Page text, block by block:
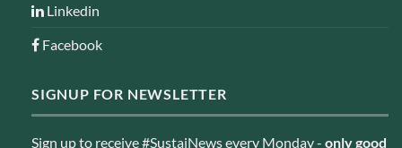
Linkedin
Facebook
SIGNUP FOR NEWSLETTER
Sign up to receive #SustaiNews every Monday - only good